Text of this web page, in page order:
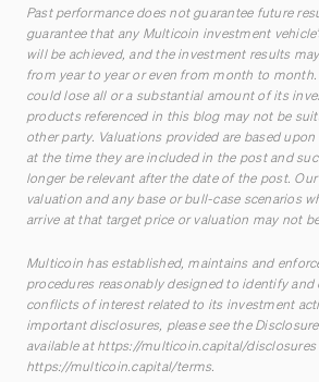
Past performance does not guarantee future
guarantee that any Multicoin investment
will be achieved, and the investment results
from year to year or even from month to
could lose all or a substantial amount of its
products referenced in this blog may not be
other party. Valuations provided are based
at the time they are included in the post and
longer be relevant after the date of the post.
valuation and any base or bull-case scenarios
arrive at that target price or valuation may not
Multicoin has established, maintains and
procedures reasonably designed to identify
conflicts of interest related to its investment
important disclosures, please see the
available athttps://multicoin.capital/disclosures
https://multicoin.capital/terms.